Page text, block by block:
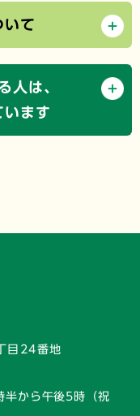
いて
人は、
います
目24番地
半から午後5時 （祝